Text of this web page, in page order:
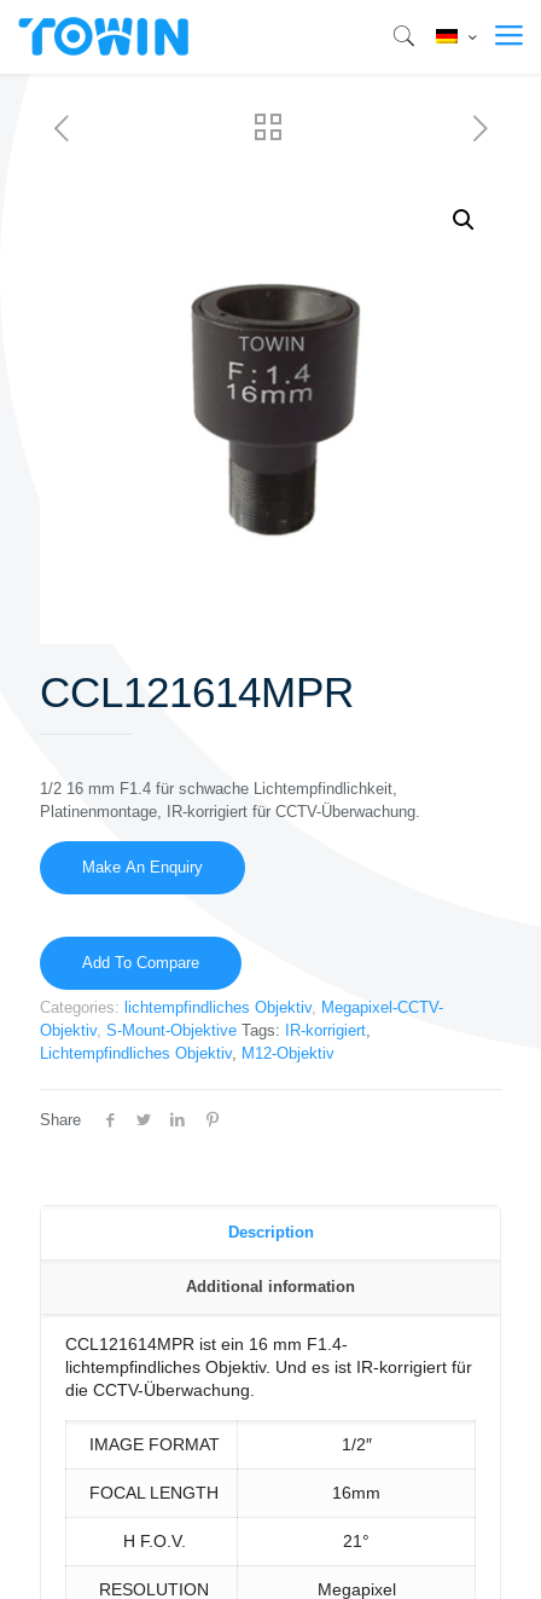
CCL121614MPR
1/2 16 mm F1.4 für schwache Lichtempfindlichkeit,
Platinenmontage, IR-korrigiert für CCTV-Überwachung.
Add To Compare
Categories: lichtempfindliches Objektiv, Megapixel-CCTV-
Objektiv, S-Mount-Objektive Tags: IR-korrigiert,
Lichtempfindliches Objektiv, M12-Objektiv
Share
Description
Additional information
CCL121614MPR ist ein 16 mm F1.4-
lichtempfindliches Objektiv. Und es ist IR-korrigiert für
die CCTV-Überwachung.
IMAGE FORMAT 1/2″
FOCAL LENGTH 16mm
H F.O.V. 21°
RESOLUTION Megapixel